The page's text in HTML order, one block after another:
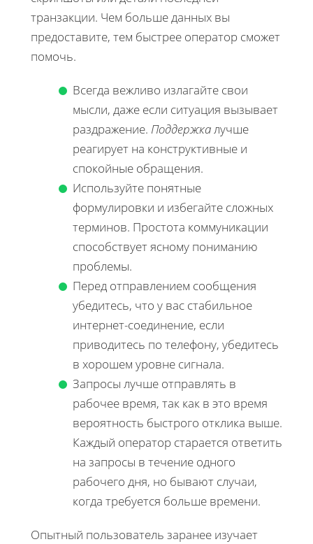
транзакции. Чем больше данных вы
предоставите, тем быстрее оператор сможет
помочь.
Всегда вежливо излагайте свои
мысли, даже если ситуация вызывает
раздражение. Поддержкалучше
реагирует на конструктивные и
спокойные обращения.
Используйте понятные
формулировки и избегайте сложных
терминов. Простота коммуникации
способствует ясному пониманию
проблемы.
Перед отправлением сообщения
убедитесь, что у вас стабильное
интернет-соединение, если
приводитесь по телефону, убедитесь
в хорошем уровне сигнала.
Запросы лучше отправлять в
рабочее время, так как в это время
вероятность быстрого отклика выше.
Каждый оператор старается ответить
на запросы в течение одного
рабочего дня, но бывают случаи,
когда требуется больше времени.
Опытный пользователь заранее изучает